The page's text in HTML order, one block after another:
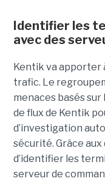
Identifier les
avec des
Kentik va apporter
trafic. Le
menaces basés sur
de flux de Kentik
d’investigation
sécurité. Grâce
d’identifier les
serveur de